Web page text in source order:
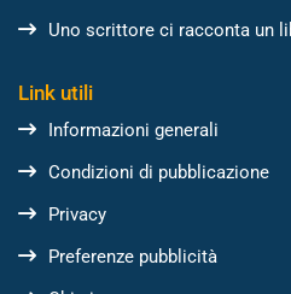
Uno scrittore ci racconta un
Link utili
Informazioni generali
Condizioni di pubblicazione
Privacy
Preferenze pubblicità